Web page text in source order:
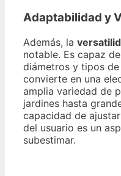
Adaptabilidad y
Además, la
notable. Es capaz
diámetros y tipos
convierte en una
amplia variedad de
jardines hasta
capacidad de
del usuario es un
subestimar.